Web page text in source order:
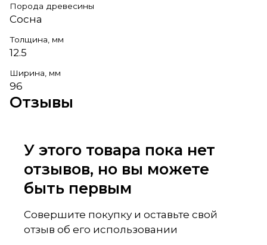
Порода древесины
Сосна
Толщина, мм
12.5
Ширина, мм
96
Отзывы
У этого товара пока нет
отзывов, но вы можете
быть первым
Совершите покупку и оставьте свой
отзыв об его использовании